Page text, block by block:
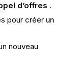
d’offres .
pour créer un
nouveau